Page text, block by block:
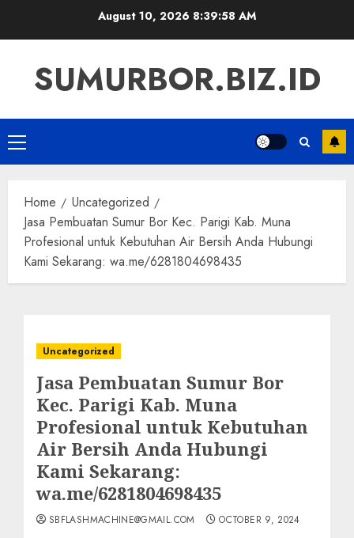
August 10, 2026 8:39:59 AM
SUMURBOR.BIZ.ID
Primary
Menu
Home
Uncategorized
Jasa Pembuatan Sumur Bor Kec. Parigi Kab. Muna
Profesional untuk Kebutuhan Air Bersih Anda Hubungi
Kami Sekarang: wa.me/6281804698435
Uncategorized
Jasa Pembuatan Sumur Bor
Kec. Parigi Kab. Muna
Profesional untuk Kebutuhan
Air Bersih Anda Hubungi
Kami Sekarang:
wa.me/6281804698435
SBFLASHMACHINE@GMAIL.COM OCTOBER 9, 2024